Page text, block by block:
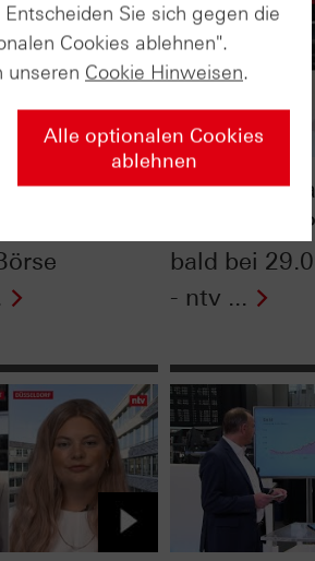
Wie
"Globale
deutschem
bald bei
- ntv ...
Sie sich gegen die
Cookies ablehnen".
unseren Cookie Hinweisen.
Alle optionalen Cookies
ablehnen